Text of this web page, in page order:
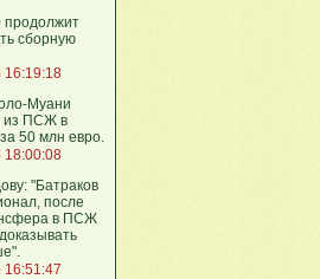
продолжит
сборную
16:19:18
Муани
из ПСЖ в
50 млн евро.
18:00:08
"Батраков
после
в ПСЖ
16:51:47